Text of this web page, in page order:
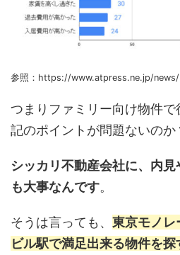
参照：https://www.atpress.ne.jp/
つまりファミリー向け物件
記のポイントが問題ないのか
シッカリ不動産会社に、内
も大事なんです。
そうは言っても、 東京モノレ
ビル駅で満足出来る物件を